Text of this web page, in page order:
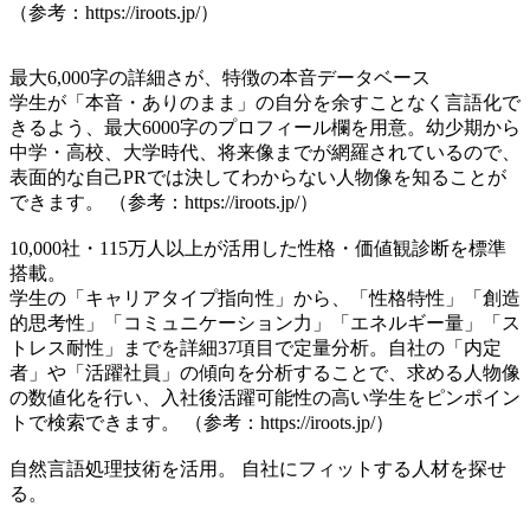
（参考：https://iroots.jp/）
最大6,000字の詳細さが、特徴の本音データベース
学生が「本音・ありのまま」の自分を余すことなく言語化で
きるよう、最大6000字のプロフィール欄を用意。幼少期から
中学・高校、大学時代、将来像までが網羅されているので、
表面的な自己PRでは決してわからない人物像を知ることが
できます。 （参考：https://iroots.jp/）
10,000社・115万人以上が活用した性格・価値観診断を標準
搭載。
学生の「キャリアタイプ指向性」から、「性格特性」「創造
的思考性」「コミュニケーション力」「エネルギー量」「ス
トレス耐性」までを詳細37項目で定量分析。自社の「内定
者」や「活躍社員」の傾向を分析することで、求める人物像
の数値化を行い、入社後活躍可能性の高い学生をピンポイン
トで検索できます。 （参考：https://iroots.jp/）
自然言語処理技術を活用。 自社にフィットする人材を探せ
る。